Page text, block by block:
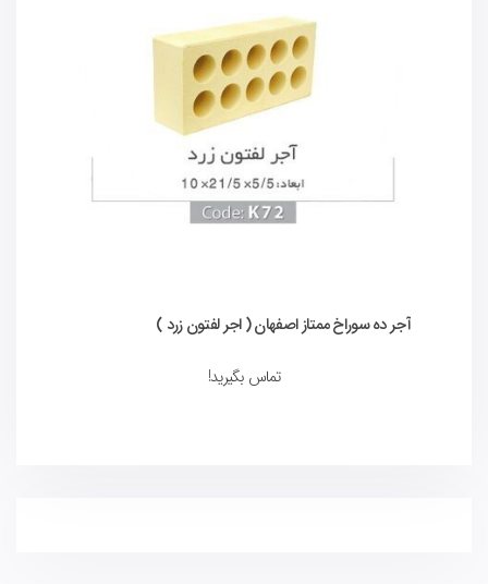
آجر ده سوراخ ممتاز اصفهان ( اجر لفتون زرد )
تماس بگیرید!